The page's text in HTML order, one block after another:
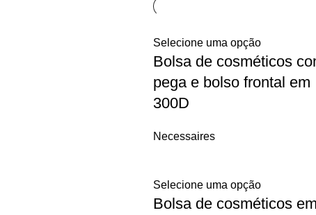
Selecione uma opção
Bolsa de cosméticos
pega e bolso frontal em
300D
Necessaires
Selecione uma opção
Bolsa de cosméticos em